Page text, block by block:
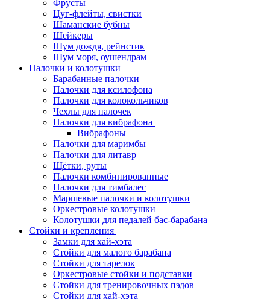
Фрусты
Цуг-флейты, свистки
Шаманские бубны
Шейкеры
Шум дождя, рейнстик
Шум моря, оушендрам
Палочки и колотушки
Барабанные палочки
Палочки для ксилофона
Палочки для колокольчиков
Чехлы для палочек
Палочки для вибрафона
Вибрафоны
Палочки для маримбы
Палочки для литавр
Щётки, руты
Палочки комбинированные
Палочки для тимбалес
Маршевые палочки и колотушки
Оркестровые колотушки
Колотушки для педалей бас-барабана
Стойки и крепления
Замки для хай-хэта
Стойки для малого барабана
Стойки для тарелок
Оркестровые стойки и подставки
Стойки для тренировочных пэдов
Стойки для хай-хэта